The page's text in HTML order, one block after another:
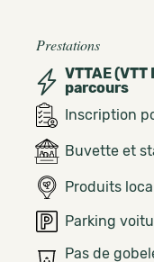
Prestations
VTTAE
parcours
Inscription
Buvette et
Produits
Parking
Pas de